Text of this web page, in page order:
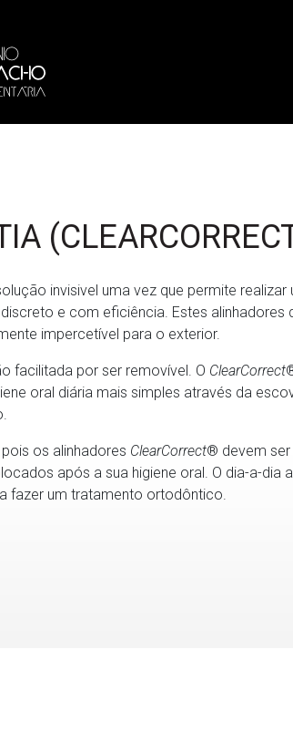
invisivel uma vez que permite realizar
e com eficiência. Estes alinhadores
impercetível para o exterior.
facilitada por ser removível. O ClearCorrect
oral diária mais simples através da
os alinhadores ClearCorrect® devem
após a sua higiene oral. O dia-a-dia
fazer um tratamento ortodôntico.